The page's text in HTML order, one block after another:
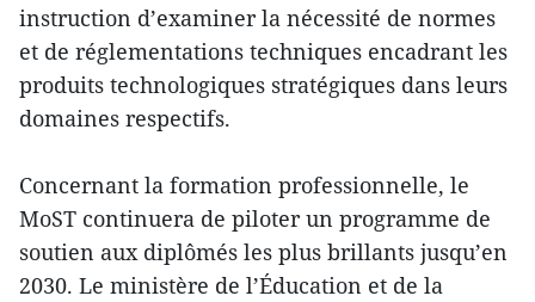
instruction d’examiner la nécessité de normes
et de réglementations techniques encadrant les
produits technologiques stratégiques dans leurs
domaines respectifs.
Concernant la formation professionnelle, le
MoST continuera de piloter un programme de
soutien aux diplômés les plus brillants jusqu’en
2030. Le ministère de l’Éducation et de la